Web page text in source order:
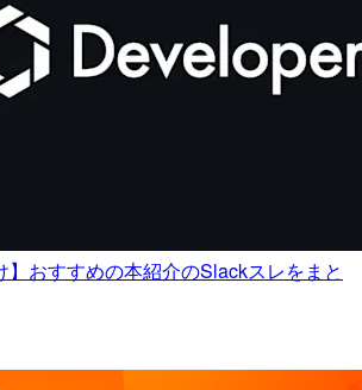
】おすすめの本紹介のSlackスレをまと